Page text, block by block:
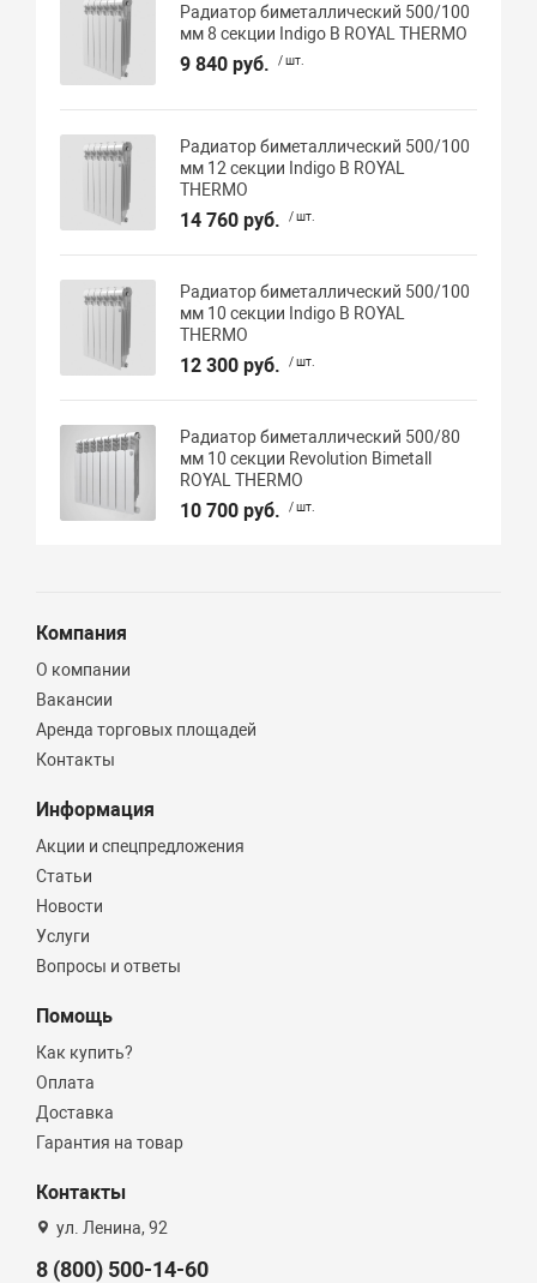
Радиатор биметаллический 500/100
мм 8 секции Indigo В ROYAL THERMO
9 840 руб. / шт.
Радиатор биметаллический 500/100
мм 12 секции Indigo В ROYAL
THERMO
14 760 руб. / шт.
Радиатор биметаллический 500/100
мм 10 секции Indigo В ROYAL
THERMO
12 300 руб. / шт.
Радиатор биметаллический 500/80
мм 10 секции Revolution Bimetall
ROYAL THERMO
10 700 руб. / шт.
Компания
О компании
Вакансии
Аренда торговых площадей
Контакты
Информация
Акции и спецпредложения
Статьи
Новости
Услуги
Вопросы и ответы
Помощь
Как купить?
Оплата
Доставка
Гарантия на товар
Контакты
ул. Ленина, 92
8 (800) 500-14-60